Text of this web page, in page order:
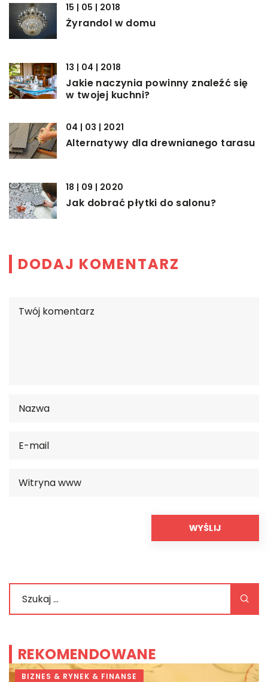
15 | 05 | 2018
Żyrandol w domu
13 | 04 | 2018
Jakie naczynia powinny znaleźć się
w twojej kuchni?
04 | 03 | 2021
Alternatywy dla drewnianego tarasu
18 | 09 | 2020
Jak dobrać płytki do salonu?
DODAJ KOMENTARZ
REKOMENDOWANE
BIZNES & RYNEK & FINANSE